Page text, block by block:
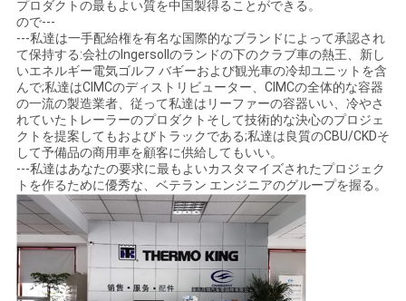
プロダクトの最もよい質を中国製得ることができる。
ので---
---私達は一手配給権を有名な国際的なブランドによって承認され
て保持する:会社のIngersollのランドの下のクラブ車の熱王、新し
いエネルギー電気ゴルフ バギーおよび観光車の冷却ユニットを含
んで;私達はCIMCのディストリビューター、CIMCの全体的な容器
の一流の製造業者、従って私達はリーファーの容器いい、冷やさ
れていたトレーラーのプロダクトそして技術的な決心のプロジェ
クトを提案してもおよびトラックである;私達は良質のCBU/CKDそ
して予備品の商用車を顧客に供給してもいい。
---私達はあなたの要求に最もよいカスタマイズされたプロジェク
トを作るために優秀な、ベテラン エンジニアのグループを握る。